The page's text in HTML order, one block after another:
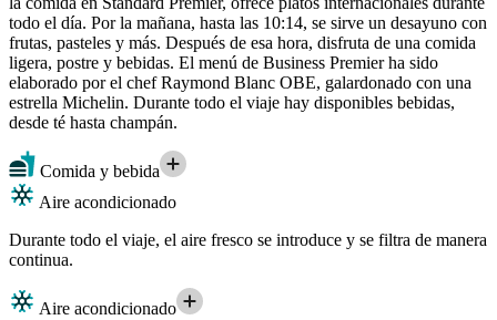
todo el día. Por la mañana, hasta las 10:14, se sirve un desayuno con
frutas, pasteles y más. Después de esa hora, disfruta de una comida
ligera, postre y bebidas. El menú de Business Premier ha sido
elaborado por el chef Raymond Blanc OBE, galardonado con una
estrella Michelin. Durante todo el viaje hay disponibles bebidas,
desde té hasta champán.
Comida y bebida
Aire acondicionado
Durante todo el viaje, el aire fresco se introduce y se filtra de manera
continua.
Aire acondicionado